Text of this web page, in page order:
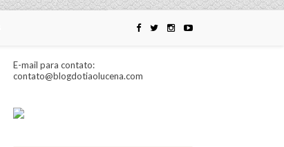
E-mail para contato:
contato@blogdotiaolucena.com